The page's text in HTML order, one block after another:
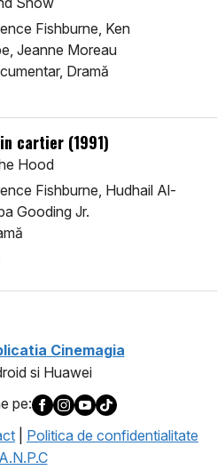
Fishburne, Ken
Jeanne Moreau
Dramă
cartier (1991)
Hood
Fishburne, Hudhail Al-
Gooding Jr.
Cinemagia
si Huawei
pe:
Politica de confidentialitate
A.N.P.C